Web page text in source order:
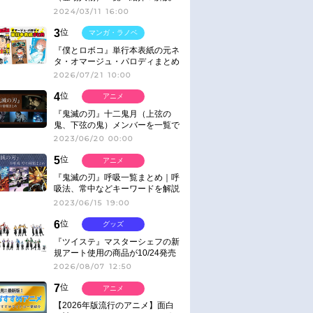
2024/03/11 16:00
3位
『僕とロボコ』単行本表紙の元ネ
タ・オマージュ・パロディまとめ
2026/07/21 10:00
マンガ・ラノベ
4位
『鬼滅の刃』十二鬼月（上弦の
鬼、下弦の鬼）メンバーを一覧で
紹介＆解説（登場鬼の情報まと
2023/06/20 00:00
アニメ
5位
『鬼滅の刃』呼吸一覧まとめ｜呼
吸法、常中などキーワードを解説
2023/06/15 19:00
アニメ
6位
『ツイステ』マスターシェフの新
規アート使用の商品が10/24発売
2026/08/07 12:50
グッズ
7位
【2026年版流行のアニメ】面白
アニメ